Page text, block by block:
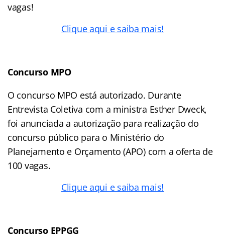
vagas!
Clique aqui e saiba mais!
Concurso MPO
O concurso MPO está autorizado. Durante
Entrevista Coletiva com a ministra Esther Dweck,
foi anunciada a autorização para realização do
concurso público para o Ministério do
Planejamento e Orçamento (APO) com a oferta de
100 vagas.
Clique aqui e saiba mais!
Concurso EPPGG